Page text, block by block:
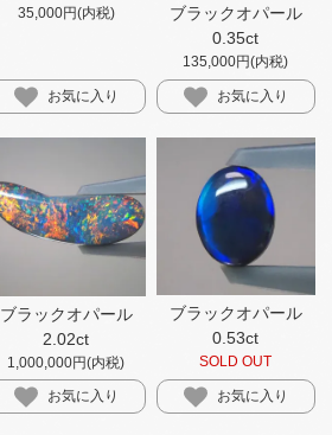
35,000円(内税)
お気に入り
ブラックオパール
0.35ct
135,000円(内税)
お気に入り
ブラックオパール
2.02ct
1,000,000円(内税)
お気に入り
ブラックオパール
0.53ct
SOLD OUT
お気に入り